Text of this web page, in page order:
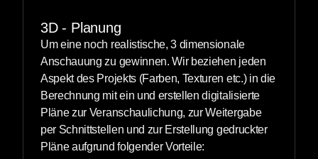
3D - Planung
Um eine noch realistische, 3 dimensionale
Anschauung zu gewinnen. Wir beziehen jeden
Aspekt des Projekts (Farben, Texturen etc.) in die
Berechnung mit ein und erstellen digitalisierte
Pläne zur Veranschaulichung, zur Weitergabe
per Schnittstellen und zur Erstellung gedruckter
Pläne aufgrund folgender Vorteile: